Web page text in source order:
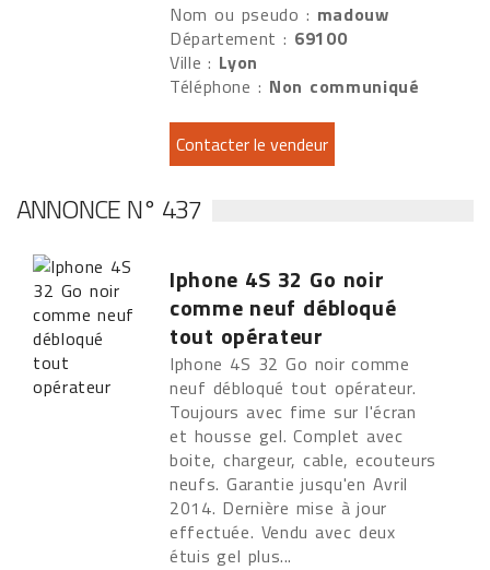
Nom ou pseudo : madouw
Département : 69100
Ville : Lyon
Téléphone : Non communiqué
ANNONCE N° 437
Iphone 4S 32 Go noir
comme neuf débloqué
tout opérateur
Iphone 4S 32 Go noir comme
neuf débloqué tout opérateur.
Toujours avec fime sur l'écran
et housse gel. Complet avec
boite, chargeur, cable, ecouteurs
neufs. Garantie jusqu'en Avril
2014. Dernière mise à jour
effectuée. Vendu avec deux
étuis gel plus...